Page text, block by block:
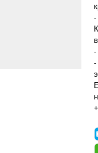
-
-
-